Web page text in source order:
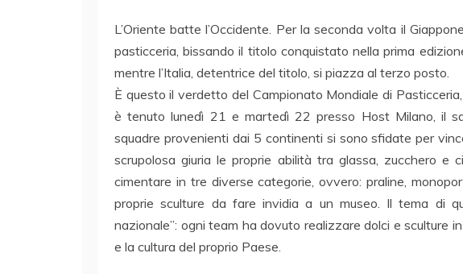
L’Oriente batte l’Occidente. Per la seconda volta il
pasticceria, bissando il titolo conquistato nella prima
mentre l’Italia, detentrice del titolo, si piazza al terzo posto.
È questo il verdetto del Campionato Mondiale di
è tenuto lunedì 21 e martedì 22 presso Host Milano, il
squadre provenienti dai 5 continenti si sono sfidate per
scrupolosa giuria le proprie abilità tra glassa, zucchero e
cimentare in tre diverse categorie, ovvero: praline,
proprie sculture da fare invidia a un museo. Il tema di
nazionale”: ogni team ha dovuto realizzare dolci e sculture
e la cultura del proprio Paese.